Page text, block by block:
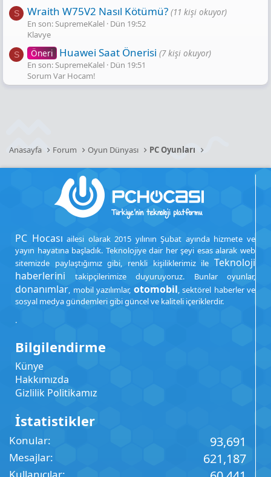
S Wraith W75V2 Nasıl Kötümü? (11 kişi okuyor)
En son: SupremeKalel Dün 19:52
Klavye
S Öneri Huawei Saat Önerisi (7 kişi okuyor)
En son: SupremeKalel Dün 19:51
Sorum Var Hocam!
Anasayfa Forum Oyun Dünyası PC Oyunları
PC Hocası ailesi olarak 2015 yılının Şubat ayında hizmete ve
yayın hayatına başladık. Teknolojiye dair her şeyi esas alarak web
sitemizde paylaştığımız gibi, renkli kişiliklerimiz ile Teknoloji
haberlerini takipçilerimize duyuruyoruz. Bunlar oyunlar,
donanımlar, mobil yazılımlar, otomobil, sektörel haberler ve
sosyal medya gündemleri gibi güncel ve kaliteli içeriklerdir.
.
Bilgilendirme
Künye
Hakkımızda
Gizlilik Politikamız
İstatistikler
Konular 93,691
Mesajlar 621,187